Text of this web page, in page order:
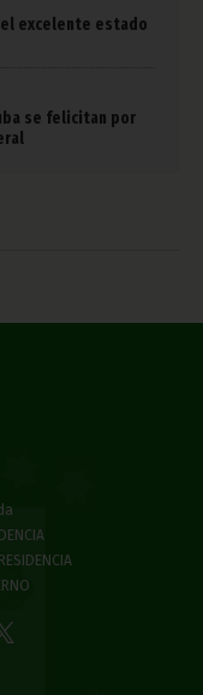
excelente estado
se felicitan por